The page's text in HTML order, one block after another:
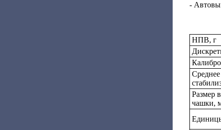
-
НПВ, г
Размер
чашки,